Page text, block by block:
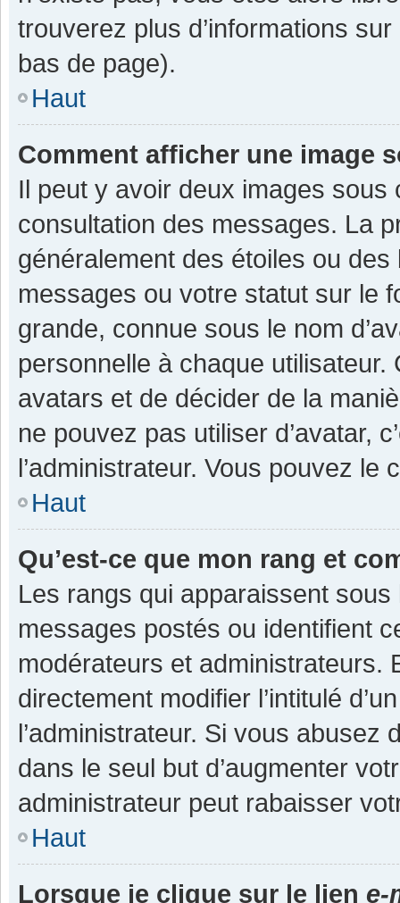
trouverez plus d’informations
bas de page).
Haut
Comment afficher une image
Il peut y avoir deux images sous
consultation des messages. La
généralement des étoiles ou
messages ou votre statut sur le
grande, connue sous le nom
personnelle à chaque utilisateur.
avatars et de décider de la
ne pouvez pas utiliser d’avatar,
l’administrateur. Vous pouvez
Haut
Qu’est-ce que mon rang et
Les rangs qui apparaissent
messages postés ou identifient
modérateurs et administrateurs.
directement modifier l’intitulé
l’administrateur. Si vous
dans le seul but d’augmenter
administrateur peut rabaisser
Haut
Lorsque je clique sur le lien e-